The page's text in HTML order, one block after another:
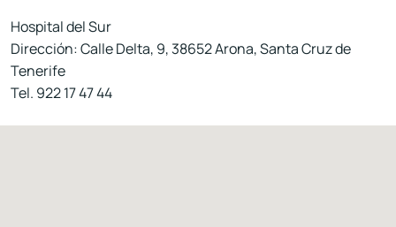
Hospital del Sur
Dirección: Calle Delta, 9, 38652 Arona, Santa Cruz de
Tenerife
Tel. 922 17 47 44